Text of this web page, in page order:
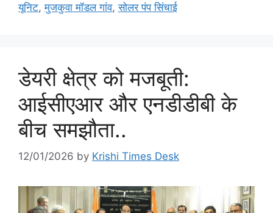
यूनिट,मुजकुवा मॉडल गांव,सोलर पंप सिंचाई
डेयरी क्षेत्र को मजबूती:
आईसीएआर और एनडीडीबी के
बीच समझौता..
12/01/2026 by Krishi Times Desk